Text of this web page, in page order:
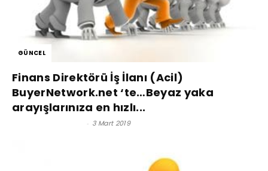
GÜNCEL
Finans Direktörü İş İlanı (Acil)
BuyerNetwork.net ‘te…Beyaz yaka
arayışlarınıza en hızlı...
- 3 Mart 2019